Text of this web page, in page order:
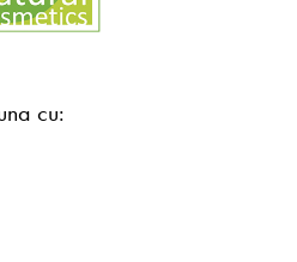
cu: